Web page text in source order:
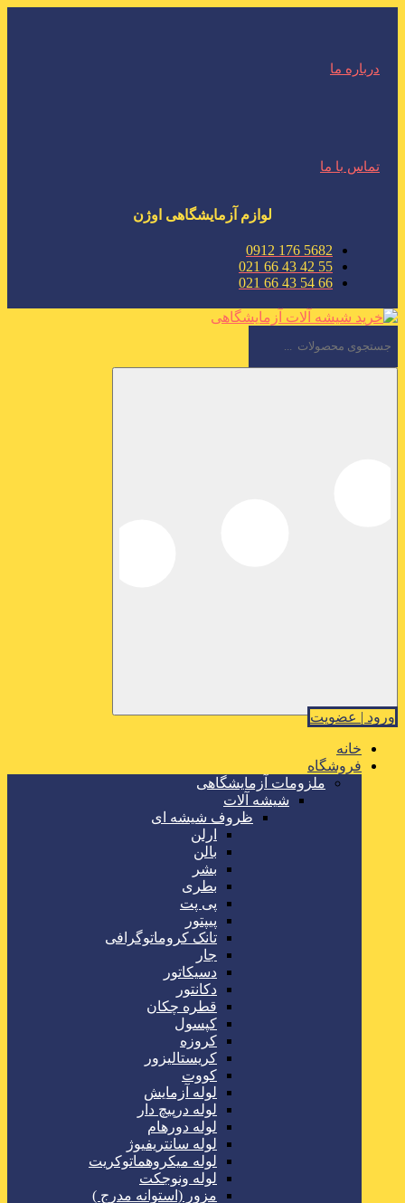
درباره ما
تماس با ما
لوازم آزمایشگاهی اوژن
5682 176 0912
55 42 43 66 021
66 54 43 66 021
ورود | عضویت
خانه
فروشگاه
ملزومات آزمایشگاهی
شیشه آلات
ظروف شیشه ای
ارلن
بالن
بشر
بطری
پی پت
پیپتور
تانک کروماتوگرافی
جار
دسیکاتور
دکانتور
قطره چکان
کپسول
کروزه
کریستالیزور
کووت
لوله آزمایش
لوله درپیچ دار
لوله دورهام
لوله سانتریفیوژ
لوله میکروهماتوکریت
لوله ونوجکت
مزور (استوانه مدرج )